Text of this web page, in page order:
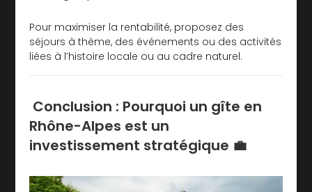
Pour maximiser la rentabilité, proposez des
séjours à thème, des événements ou des activités
liées à l’histoire locale ou au cadre naturel.
Conclusion : Pourquoi un gîte en
Rhône-Alpes est un
investissement stratégique 💼